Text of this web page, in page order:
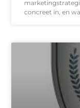
concreet in, en